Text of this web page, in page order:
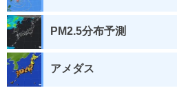
PM2.5分布予測
アメダス